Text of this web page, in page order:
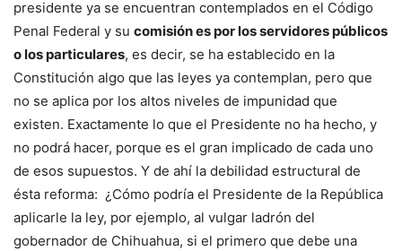
presidente ya se encuentran contemplados en el Código
Penal Federal y su comisión es por los servidores públicos
o los particulares, es decir, se ha establecido en la
Constitución algo que las leyes ya contemplan, pero que
no se aplica por los altos niveles de impunidad que
existen. Exactamente lo que el Presidente no ha hecho, y
no podrá hacer, porque es el gran implicado de cada uno
de esos supuestos. Y de ahí la debilidad estructural de
ésta reforma: ¿Cómo podría el Presidente de la República
aplicarle la ley, por ejemplo, al vulgar ladrón del
gobernador de Chihuahua, si el primero que debe una